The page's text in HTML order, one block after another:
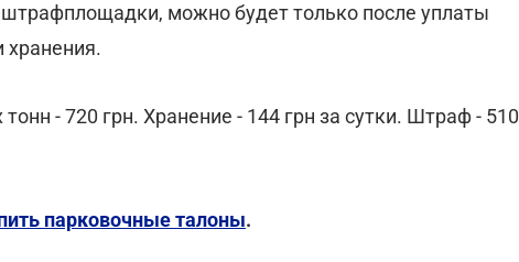
можно будет только после уплаты
хранения.
- 720 грн. Хранение - 144 грн за сутки. Штраф - 510
парковочные талоны.